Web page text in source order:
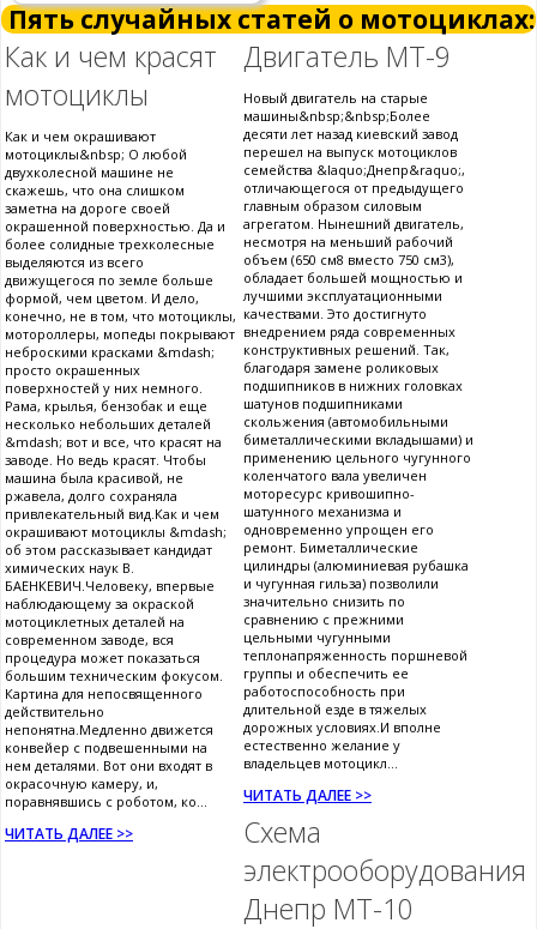
Пять случайных статей о мотоциклах:
Как и чем красят
мотоциклы
Как и чем окрашивают
мотоциклы&nbsp; О любой
двухколесной машине не
скажешь, что она слишком
заметна на дороге своей
окрашенной поверхностью. Да и
более солидные трехколесные
выделяются из всего
движущегося по земле больше
формой, чем цветом. И дело,
конечно, не в том, что мотоциклы,
мотороллеры, мопеды покрывают
неброскими красками &mdash;
просто окрашенных
поверхностей у них немного.
Рама, крылья, бензобак и еще
несколько небольших деталей
&mdash; вот и все, что красят на
заводе. Но ведь красят. Чтобы
машина была красивой, не
ржавела, долго сохраняла
привлекательный вид.Как и чем
окрашивают мотоциклы &mdash;
об этом рассказывает кандидат
химических наук В.
БАЕНКЕВИЧ.Человеку, впервые
наблюдающему за окраской
мотоциклетных деталей на
современном заводе, вся
процедура может показаться
большим техническим фокусом.
Картина для непосвященного
действительно
непонятна.Медленно движется
конвейер с подвешенными на
нем деталями. Вот они входят в
окрасочную камеру, и,
поравнявшись с роботом, ко...
ЧИТАТЬ ДАЛЕЕ >>
Двигатель МТ-9
Новый двигатель на старые
машины&nbsp;&nbsp;Более
десяти лет назад киевский завод
перешел на выпуск мотоциклов
семейства &laquo;Днепр&raquo;,
отличающегося от предыдущего
главным образом силовым
агрегатом. Нынешний двигатель,
несмотря на меньший рабочий
объем (650 см8 вместо 750 см3),
обладает большей мощностью и
лучшими эксплуатационными
качествами. Это достигнуто
внедрением ряда современных
конструктивных решений. Так,
благодаря замене роликовых
подшипников в нижних головках
шатунов подшипниками
скольжения (автомобильными
биметаллическими вкладышами) и
применению цельного чугунного
коленчатого вала увеличен
моторесурс кривошипно-
шатунного механизма и
одновременно упрощен его
ремонт. Биметаллические
цилиндры (алюминиевая рубашка
и чугунная гильза) позволили
значительно снизить по
сравнению с прежними
цельными чугунными
теплонапряженность поршневой
группы и обеспечить ее
работоспособность при
длительной езде в тяжелых
дорожных условиях.И вполне
естественно желание у
владельцев мотоцикл...
ЧИТАТЬ ДАЛЕЕ >>
Схема
электрооборудования
Днепр МТ-10